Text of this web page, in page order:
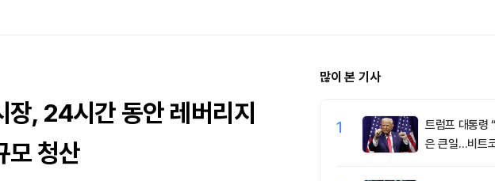
장, 24시간 동안 레버리지
모 청산
많이 본 기사
1
트럼프 대통령
은 큰일…비트